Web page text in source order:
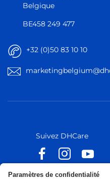
Belgique
BE458 249 477
+32 (0)50 83 10 10
Suivez DHCare
Suivez Küschall